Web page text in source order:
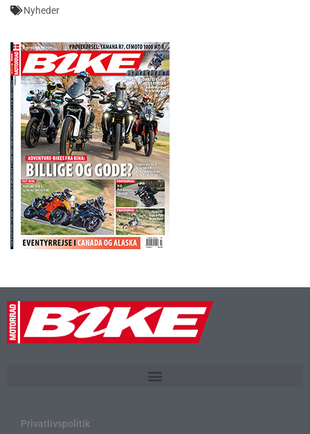
Nyheder
Privatlivspolitik